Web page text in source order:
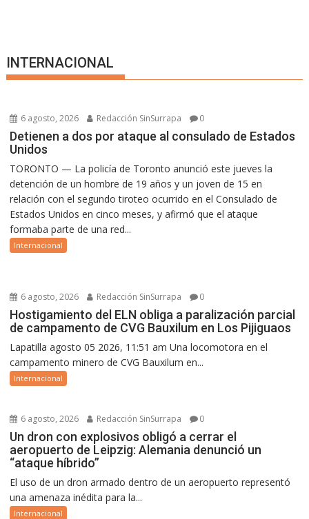
INTERNACIONAL
6 agosto, 2026 Redacción SinSurrapa 0
Detienen a dos por ataque al consulado de Estados
Unidos
TORONTO — La policía de Toronto anunció este jueves la
detención de un hombre de 19 años y un joven de 15 en
relación con el segundo tiroteo ocurrido en el Consulado de
Estados Unidos en cinco meses, y afirmó que el ataque
formaba parte de una red...
Internacional
6 agosto, 2026 Redacción SinSurrapa 0
Hostigamiento del ELN obliga a paralización parcial
de campamento de CVG Bauxilum en Los Pijiguaos
Lapatilla agosto 05 2026, 11:51 am Una locomotora en el
campamento minero de CVG Bauxilum en...
Internacional
6 agosto, 2026 Redacción SinSurrapa 0
Un dron con explosivos obligó a cerrar el
aeropuerto de Leipzig: Alemania denunció un
“ataque híbrido”
El uso de un dron armado dentro de un aeropuerto representó
una amenaza inédita para la...
Internacional